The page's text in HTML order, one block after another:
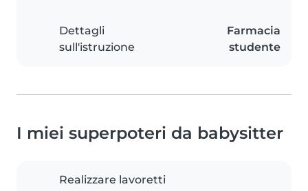
Dettagli
sull'istruzione
Farmacia
studente
I miei superpoteri da babysitter
Realizzare lavoretti